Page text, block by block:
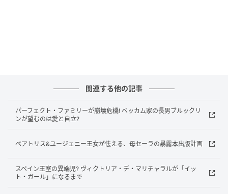
せんでした」と彼は明かしました。
「結婚式を数週間後に控えた時期には、僕の名前の権
利を放棄するよう何度もプレッシャーをかけられ、金
銭で丸め込まれそうになりました。そんなことをすれ
ば、僕や妻、そして将来の子供たちにまで影響が及ん
でいたはずです。契約の条件が発動するという理由
で、彼らは結婚式の日よりも前にサインさせることに
関連する他の記事
パーフェクト・ファミリーが崩壊危機! ベッカム家の長男ブルックリ
ンが望むのは愛と自立?
ベアトリス&ユージェニー王女が怯える、母セーラの暴露本出版計画
スペイン王室の異端児? ヴィクトリア・デ・マリチャラルが「イッ
ト・ガール」になるまで